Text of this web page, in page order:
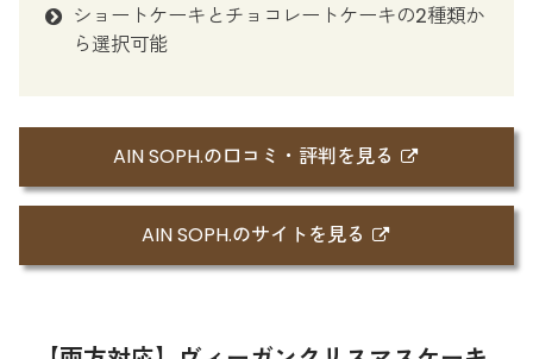
ショートケーキとチョコレートケーキの2種類か
ら選択可能
AIN SOPH.の口コミ・評判を見る
AIN SOPH.のサイトを見る